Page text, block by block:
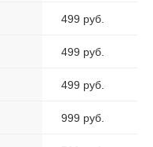
499 руб.
499 руб.
499 руб.
999 руб.